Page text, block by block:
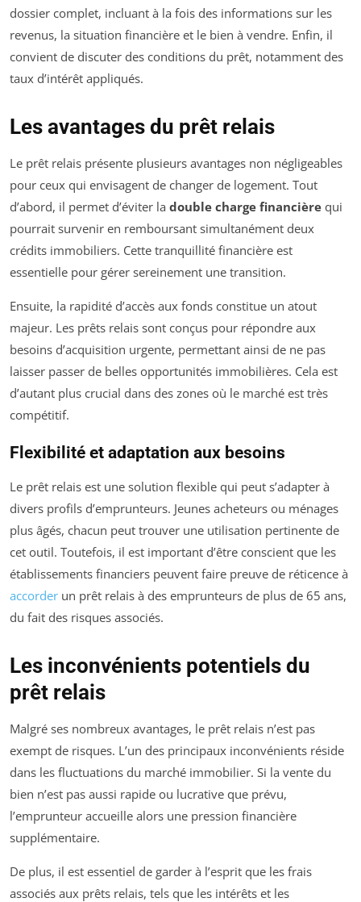
dossier complet, incluant à la fois des informations sur les
revenus, la situation financière et le bien à vendre. Enfin, il
convient de discuter des conditions du prêt, notamment des
taux d’intérêt appliqués.
Les avantages du prêt relais
Le prêt relais présente plusieurs avantages non négligeables
pour ceux qui envisagent de changer de logement. Tout
d’abord, il permet d’éviter la double charge financière qui
pourrait survenir en remboursant simultanément deux
crédits immobiliers. Cette tranquillité financière est
essentielle pour gérer sereinement une transition.
Ensuite, la rapidité d’accès aux fonds constitue un atout
majeur. Les prêts relais sont conçus pour répondre aux
besoins d’acquisition urgente, permettant ainsi de ne pas
laisser passer de belles opportunités immobilières. Cela est
d’autant plus crucial dans des zones où le marché est très
compétitif.
Flexibilité et adaptation aux besoins
Le prêt relais est une solution flexible qui peut s’adapter à
divers profils d’emprunteurs. Jeunes acheteurs ou ménages
plus âgés, chacun peut trouver une utilisation pertinente de
cet outil. Toutefois, il est important d’être conscient que les
établissements financiers peuvent faire preuve de réticence à
accorder un prêt relais à des emprunteurs de plus de 65 ans,
du fait des risques associés.
Les inconvénients potentiels du
prêt relais
Malgré ses nombreux avantages, le prêt relais n’est pas
exempt de risques. L’un des principaux inconvénients réside
dans les fluctuations du marché immobilier. Si la vente du
bien n’est pas aussi rapide ou lucrative que prévu,
l’emprunteur accueille alors une pression financière
supplémentaire.
De plus, il est essentiel de garder à l’esprit que les frais
associés aux prêts relais, tels que les intérêts et les